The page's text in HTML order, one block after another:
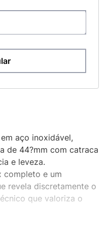
aço inoxidável,
de 44?mm com catraca
e leveza.
completo e um
revela discretamente o
que valoriza o